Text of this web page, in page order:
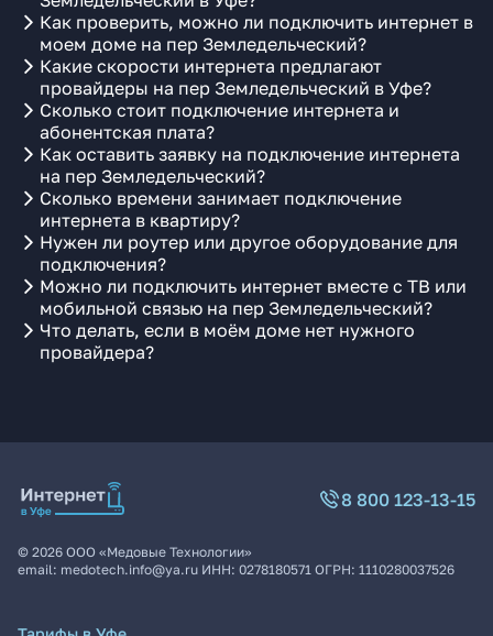
Как проверить, можно ли подключить интернет в
моем доме на пер Земледельческий?
Какие скорости интернета предлагают
провайдеры на пер Земледельческий в Уфе?
Сколько стоит подключение интернета и
абонентская плата?
Как оставить заявку на подключение интернета
на пер Земледельческий?
Сколько времени занимает подключение
интернета в квартиру?
Нужен ли роутер или другое оборудование для
подключения?
Можно ли подключить интернет вместе с ТВ или
мобильной связью на пер Земледельческий?
Что делать, если в моём доме нет нужного
провайдера?
8 800 123-13-15
© 2026 ООО «Медовые Технологии»
email: medotech.info@ya.ru ИНН: 0278180571 ОГРН: 1110280037526